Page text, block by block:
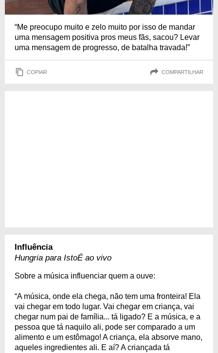
“Me preocupo muito e zelo muito por isso de mandar
uma mensagem positiva pros meus fãs, sacou? Levar
uma mensagem de progresso, de batalha travada!”
COPIAR COMPARTILHAR
Influência
Hungria para IstoÉ ao vivo
Sobre a música influenciar quem a ouve:
“A música, onde ela chega, não tem uma fronteira! Ela
vai chegar em todo lugar. Vai chegar em criança, vai
chegar num pai de família... tá ligado? E a música, e a
pessoa que tá naquilo ali, pode ser comparado a um
alimento e um estômago! A criança, ela absorve mano,
aqueles ingredientes ali. E aí? A criançada tá